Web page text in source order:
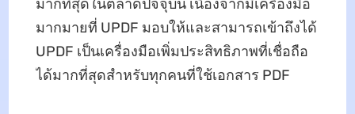
มากที่สุดในตลาดปัจจุบัน เนื่องจากมีเครื่องมือ
มากมายที่ UPDF มอบให้และสามารถเข้าถึงได้
UPDF เป็นเครื่องมือเพิ่มประสิทธิภาพที่เชื่อถือ
ได้มากที่สุดสำหรับทุกคนที่ใช้เอกสาร PDF